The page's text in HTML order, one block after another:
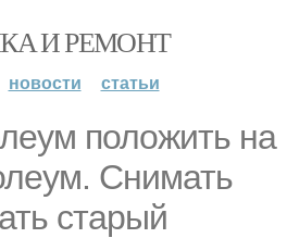
И РЕМОНТ
новости статьи
положить на
Снимать
старый